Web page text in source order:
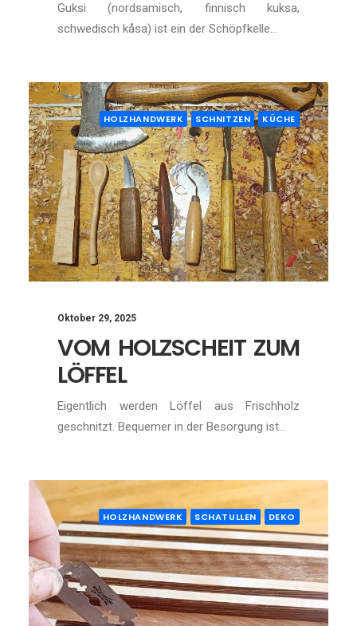
Guksi (nordsamisch, finnisch kuksa,
schwedisch kåsa) ist ein der Schöpfkelle…
HOLZHANDWERK SCHNITZEN KÜCHE
Oktober 29, 2025
VOM HOLZSCHEIT ZUM
LÖFFEL
Eigentlich werden Löffel aus Frischholz
geschnitzt. Bequemer in der Besorgung ist…
HOLZHANDWERK SCHATULLEN DEKO